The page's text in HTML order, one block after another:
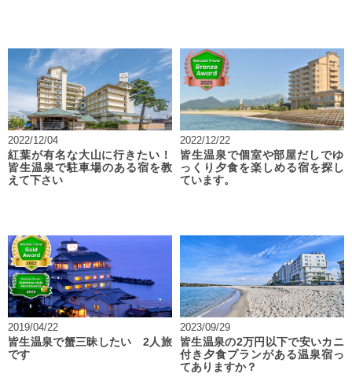
2022/12/04
紅葉が有名な大山に行きたい！
皆生温泉で駐車場のある宿を教
えて下さい
2022/12/22
皆生温泉で個室や部屋だしでゆ
っくり夕食を楽しめる宿を探し
ています。
2019/04/22
皆生温泉で蟹三昧したい 2人旅
です
2023/09/29
皆生温泉の2万円以下で安いカニ
付き夕食プランがある温泉宿っ
てありますか？